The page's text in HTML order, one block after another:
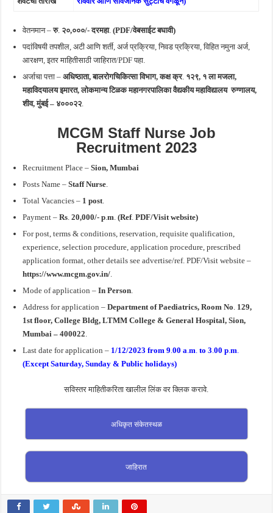
वेतनमान –रु. २०,०००/- दरमहा.(PDF/वेबसाईट बघावी)
पदांविषयी तपशील, अटी आणि शर्ती, अर्ज प्रक्रिया, निवड प्रक्रिया, विहित नमुना अर्ज,
आरक्षण, इतर माहितीसाठी जाहिरात/PDF पहा.
अर्जाचा पत्ता – अधिष्ठाता, बालरोगचिकित्सा विभाग, कक्ष क्र. १२९, १ ला मजला,
महाविदयालय इमारत, लोकमान्य टिळक महानगरपालिका वैद्यकीय महाविद्यालय रुग्णालय,
शीव, मुंबई – ४०००२२
MCGM Staff Nurse Job
Recruitment 2023
Recruitment Place – Sion,Mumbai
Posts Name – Staff Nurse
Total Vacancies – 1 post
Payment –Rs .20,000/- p .m .(Ref.PDF/Visit website)
For post, terms & conditions, reservation, requisite qualification,
experience, selection procedure, application procedure, prescribed
application format, other details see advertise/ref. PDF/Visit website –
https://www.mcgm.gov.in/
Mode of application –In Person
Address for application –Department of Paediatrics, Room No 129,
1st floor, College Bldg, LTMM College & General Hospital, Sion,
Mumbai – 400022
Last date for application – 1/12/2023 from 9 .00 a .m to 3 .00 p .m
(Except Saturday, Sunday & Public holidays)
सविस्तर माहितीकरिता खालील लिंक वर क्लिक करावे.
अधिकृत संकेतस्थळ
जाहिरात